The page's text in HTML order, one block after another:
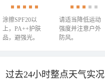
涂擦SPF20以
上，PA++护肤
品，避强光。
请适当降低运动
强度并注意户外
防风。
过去24小时整点天气实况